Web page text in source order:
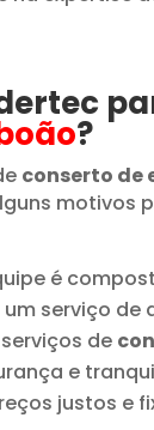
?
conserto de
motivos
é
serviço de
de
e
justos e